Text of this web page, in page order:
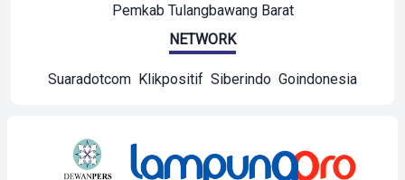
Pemkab Tulangbawang Barat
NETWORK
Suaradotcom Klikpositif Siberindo Goindonesia